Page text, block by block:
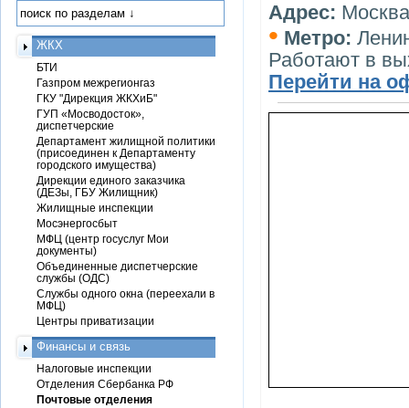
Адрес:
• Метро:
Работают в
Перейти на
ЖКХ
БТИ
Газпром межрегионгаз
ГКУ "Дирекция ЖКХиБ"
ГУП «Мосводосток»,
диспетчерские
Департамент жилищной политики
(присоединен к Департаменту
городского имущества)
Дирекции единого заказчика
(ДЕЗы, ГБУ Жилищник)
Жилищные инспекции
Мосэнергосбыт
МФЦ (центр госуслуг Мои
документы)
Объединенные диспетчерские
службы (ОДС)
Службы одного окна (переехали в
МФЦ)
Центры приватизации
Финансы и связь
Налоговые инспекции
Отделения Сбербанка РФ
Почтовые отделения